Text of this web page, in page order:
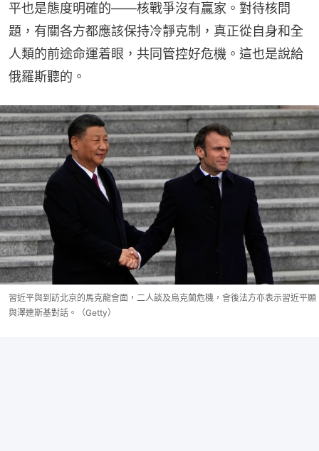
平也是態度明確的——核戰爭沒有贏家。對待核問
題，有關各方都應該保持冷靜克制，真正從自身和全
人類的前途命運着眼，共同管控好危機。這也是說給
俄羅斯聽的。
習近平與到訪北京的馬克龍會面，二人談及烏克蘭危機，會後法方亦表示習近平願
與澤連斯基對話。（Getty）